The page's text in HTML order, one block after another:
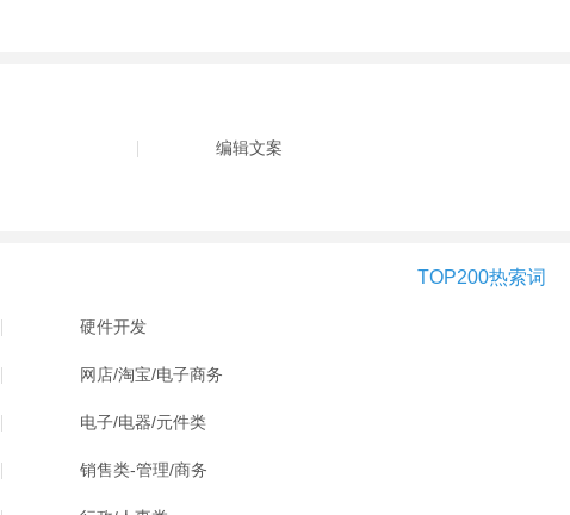
编辑文案
TOP200热索词
硬件开发
网店/淘宝/电子商务
电子/电器/元件类
销售类-管理/商务